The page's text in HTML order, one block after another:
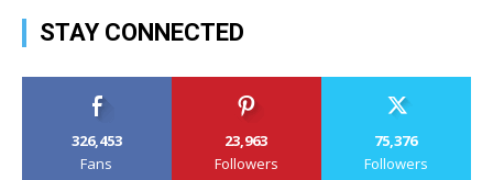
STAY CONNECTED
326,453
Fans
23,963
Followers
75,376
Followers